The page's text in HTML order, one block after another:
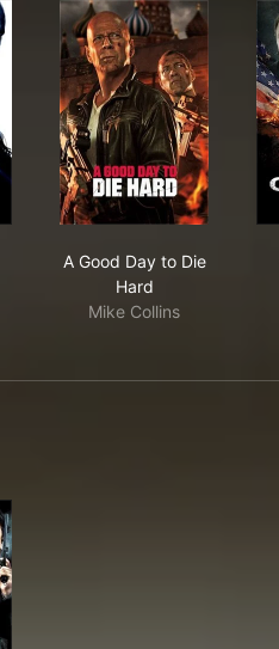
A Good Day to Die
Hard
Mike Collins